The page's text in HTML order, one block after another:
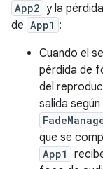
App2 y la
de App1 :
Cuando el
pérdida de
del
salida
que se
App1